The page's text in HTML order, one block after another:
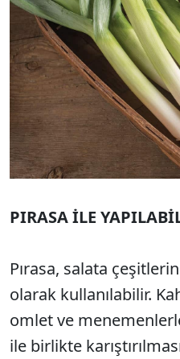
PIRASA İLE
Pırasa, salata
olarak kullanılabilir.
omlet ve
ile birlikte